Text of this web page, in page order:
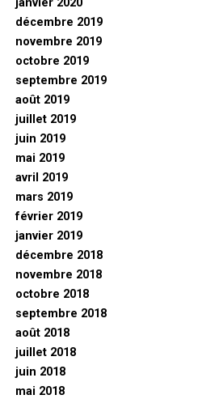
janvier 2020
décembre 2019
novembre 2019
octobre 2019
septembre 2019
août 2019
juillet 2019
juin 2019
mai 2019
avril 2019
mars 2019
février 2019
janvier 2019
décembre 2018
novembre 2018
octobre 2018
septembre 2018
août 2018
juillet 2018
juin 2018
mai 2018